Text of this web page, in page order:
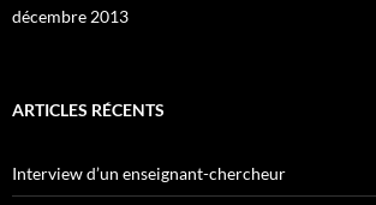
décembre 2013
ARTICLES RÉCENTS
Interview d’un enseignant-chercheur